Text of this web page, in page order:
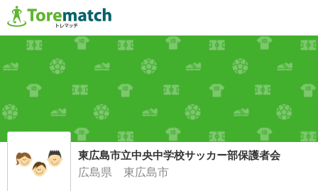
東広島市立中央中学校サッカー部保護者会
広島県 東広島市